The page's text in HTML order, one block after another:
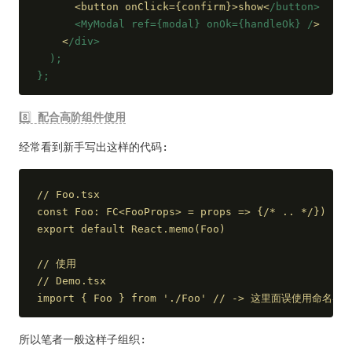
      <button onClick={confirm}>show<
/button>
      <MyModal ref={modal} onOk={handleOk} /
>
    <
/div>
  );
};
8️⃣ 配合高阶组件使用
经常看到新手写出这样的代码:
// Foo.tsx
const Foo: FC<FooProps> = props => {/* .. */})
export default React.memo(Foo)
// 使用
// Demo.tsx
import { Foo } from './Foo' // -> 这里面误使用命名导入语
所以笔者一般这样子组织: